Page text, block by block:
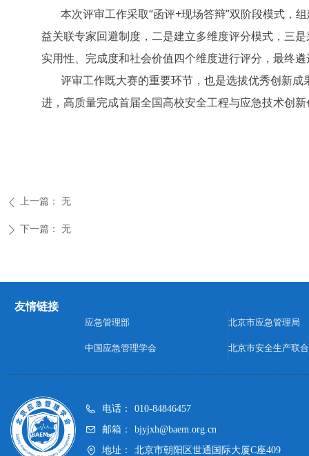
本次评审工作采取“函评+现场答辩”双阶段模式，
益关联专家回避制度，二是建立多维度评分模式，三
实用性、完成度和社会价值四个维度进行评分，最终
评审工作既大赛的重要环节，也是选拔优秀创新
进，高质量完成首届全国高校安全工程与应急技术创
ꄴ 上一篇： 无
ꄲ 下一篇： 无
友情链接
电话：
010-84846457
邮箱：
bjyjxh@baem.org.cn
地址：
北京市朝阳区世通国际大厦C座409
中国应急管理学会 北京市安全生产联
应急管理部 北京市应急管理局